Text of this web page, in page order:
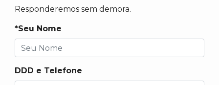
Responderemos sem demora.
*Seu Nome
DDD e Telefone